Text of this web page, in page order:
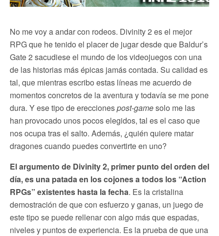
No me voy a andar con rodeos. Divinity 2 es el mejor
RPG que he tenido el placer de jugar desde que Baldur’s
Gate 2 sacudiese el mundo de los videojuegos con una
de las historias más épicas jamás contada. Su calidad es
tal, que mientras escribo estas líneas me acuerdo de
momentos concretos de la aventura y todavía se me pone
dura. Y ese tipo de ereccionespost-gamesolo me las
han provocado unos pocos elegidos, tal es el caso que
nos ocupa tras el salto. Además, ¿quién quiere matar
dragones cuando puedes convertirte en uno?
El argumento de Divinity 2, primer punto del orden del
día, es una patada en los cojones a todos los “Action
RPGs” existentes hasta la fecha. Es la cristalina
demostración de que con esfuerzo y ganas, un juego de
este tipo se puede rellenar con algo más que espadas,
niveles y puntos de experiencia. Es la prueba de que una